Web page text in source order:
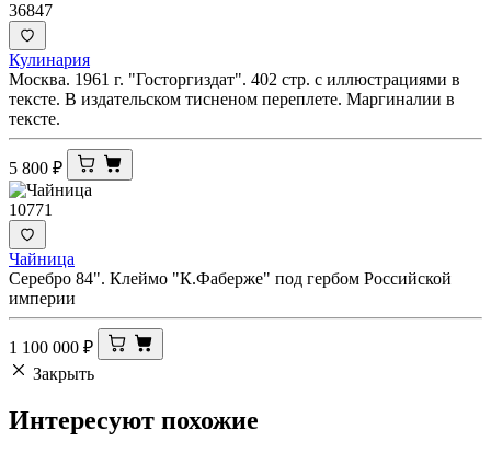
36847
Кулинария
Москва. 1961 г. "Госторгиздат". 402 стр. с иллюстрациями в
тексте. В издательском тисненом переплете. Маргиналии в
тексте.
5 800 ₽
10771
Чайница
Серебро 84". Клеймо "К.Фаберже" под гербом Российской
империи
1 100 000 ₽
Закрыть
Интересуют похожие